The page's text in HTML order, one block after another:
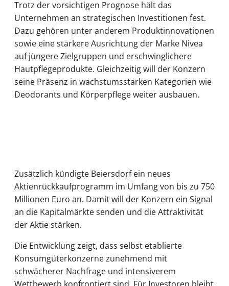
Trotz der vorsichtigen Prognose hält das
Unternehmen an strategischen Investitionen fest.
Dazu gehören unter anderem Produktinnovationen
sowie eine stärkere Ausrichtung der Marke Nivea
auf jüngere Zielgruppen und erschwinglichere
Hautpflegeprodukte. Gleichzeitig will der Konzern
seine Präsenz in wachstumsstarken Kategorien wie
Deodorants und Körperpflege weiter ausbauen.
Zusätzlich kündigte Beiersdorf ein neues
Aktienrückkaufprogramm im Umfang von bis zu 750
Millionen Euro an. Damit will der Konzern ein Signal
an die Kapitalmärkte senden und die Attraktivität
der Aktie stärken.
Die Entwicklung zeigt, dass selbst etablierte
Konsumgüterkonzerne zunehmend mit
schwächerer Nachfrage und intensiverem